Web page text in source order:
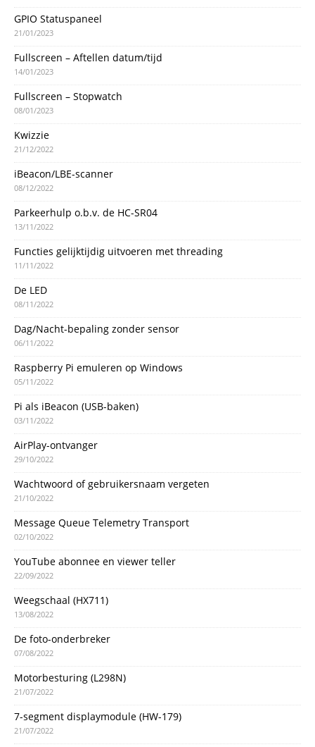
GPIO Statuspaneel
21/01/2023
Fullscreen – Aftellen datum/tijd
14/01/2023
Fullscreen – Stopwatch
08/01/2023
Kwizzie
21/12/2022
iBeacon/LBE-scanner
08/12/2022
Parkeerhulp o.b.v. de HC-SR04
13/11/2022
Functies gelijktijdig uitvoeren met threading
11/11/2022
De LED
08/11/2022
Dag/Nacht-bepaling zonder sensor
06/11/2022
Raspberry Pi emuleren op Windows
05/11/2022
Pi als iBeacon (USB-baken)
03/11/2022
AirPlay-ontvanger
29/10/2022
Wachtwoord of gebruikersnaam vergeten
21/10/2022
Message Queue Telemetry Transport
02/10/2022
YouTube abonnee en viewer teller
22/09/2022
Weegschaal (HX711)
13/08/2022
De foto-onderbreker
07/08/2022
Motorbesturing (L298N)
21/07/2022
7-segment displaymodule (HW-179)
21/07/2022